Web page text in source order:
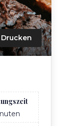
Drucken